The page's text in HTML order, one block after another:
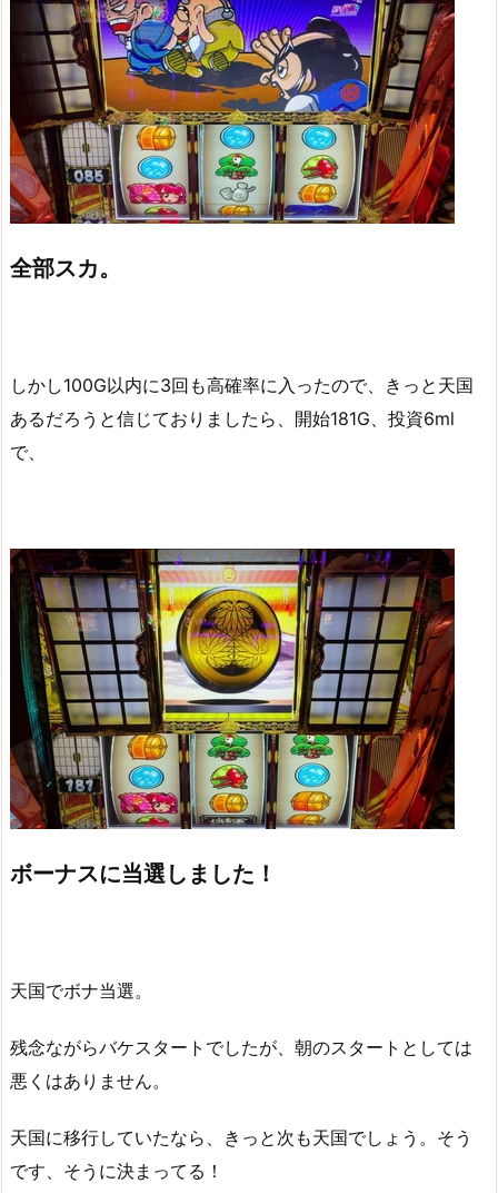
全部スカ。
しかし100G以内に3回も高確率に入ったので、きっと天国
あるだろうと信じておりましたら、開始181G、投資6ml
で、
ボーナスに当選しました！
天国でボナ当選。
残念ながらバケスタートでしたが、朝のスタートとしては
悪くはありません。
天国に移行していたなら、きっと次も天国でしょう。そう
です、そうに決まってる！